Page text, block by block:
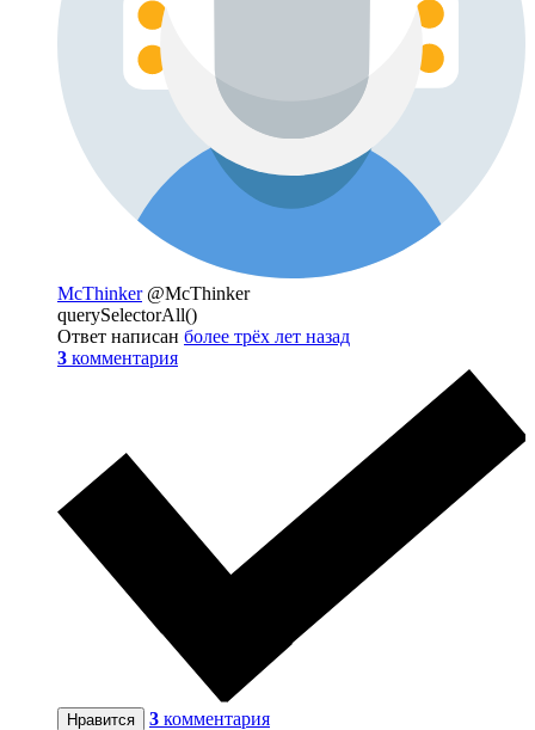
McThinker @McThinker
querySelectorAll()
Ответ написан более трёх лет назад
3 комментария
Нравится 3 комментария